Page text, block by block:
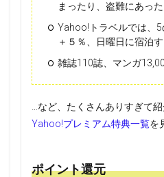
まったり、盗難にあっ
Yahoo!トラベルでは、
＋５％、日曜日に宿泊
雑誌110誌、マンガ
…など、たくさんありすぎて
Yahoo!プレミアム特典一覧を
ポイント還元